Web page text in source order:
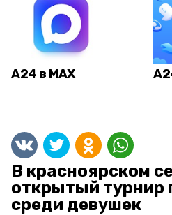
А24 в MAX
В красноярском
открытый турнир
среди девушек